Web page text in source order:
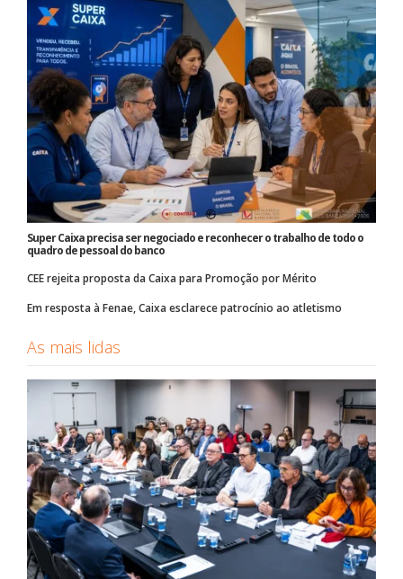
Super Caixa precisa ser negociado e reconhecer o trabalho de todo o
quadro de pessoal do banco
CEE rejeita proposta da Caixa para Promoção por Mérito
Em resposta à Fenae, Caixa esclarece patrocínio ao atletismo
As mais lidas